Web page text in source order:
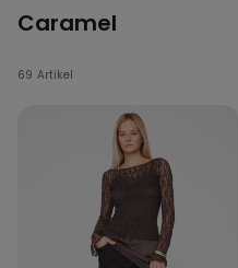
Caramel
69 Artikel